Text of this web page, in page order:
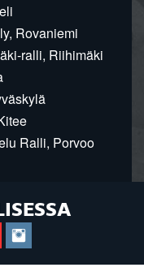
Rovaniemi
ralli, Riihimäki
Ralli, Porvoo